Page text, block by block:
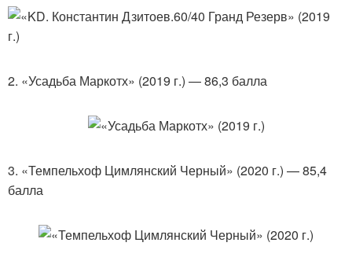
2. «Усадьба Маркотх» (2019 г.) — 86,3 балла
3. «Темпельхоф Цимлянский Черный» (2020 г.) — 85,4
балла